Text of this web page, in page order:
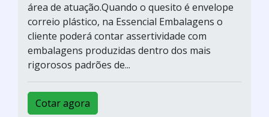
área de atuação.Quando o quesito é envelope
correio plástico, na Essencial Embalagens o
cliente poderá contar assertividade com
embalagens produzidas dentro dos mais
rigorosos padrões de...
Cotar agora